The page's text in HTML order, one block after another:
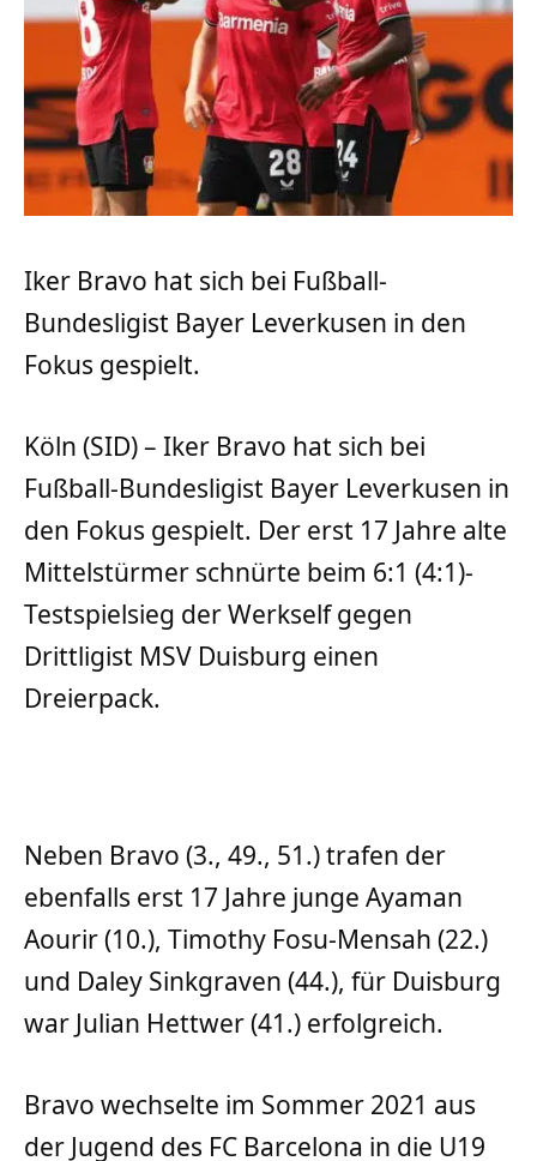
Iker Bravo hat sich bei Fußball-
Bundesligist Bayer Leverkusen in den
Fokus gespielt.
Köln (SID) – Iker Bravo hat sich bei
Fußball-Bundesligist Bayer Leverkusen in
den Fokus gespielt. Der erst 17 Jahre alte
Mittelstürmer schnürte beim 6:1 (4:1)-
Testspielsieg der Werkself gegen
Drittligist MSV Duisburg einen
Dreierpack.
Neben Bravo (3., 49., 51.) trafen der
ebenfalls erst 17 Jahre junge Ayaman
Aourir (10.), Timothy Fosu-Mensah (22.)
und Daley Sinkgraven (44.), für Duisburg
war Julian Hettwer (41.) erfolgreich.
Bravo wechselte im Sommer 2021 aus
der Jugend des FC Barcelona in die U19